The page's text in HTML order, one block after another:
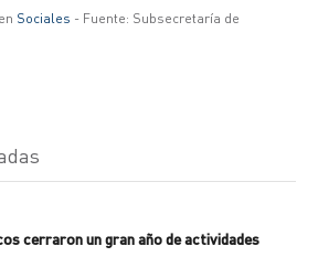
Sociales - Fuente: Subsecretaría de
cerraron un gran año de actividades